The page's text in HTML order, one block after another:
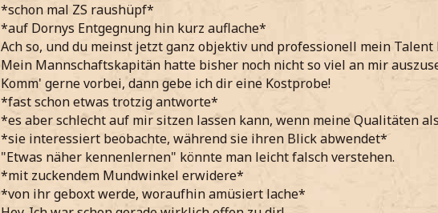
*schon mal ZS raushüpf*
*auf Dornys Entgegnung hin kurz auflache*
Ach so, und du meinst jetzt ganz objektiv und professionell mein
Mein Mannschaftskapitän hatte bisher noch nicht so viel an mir
Komm' gerne vorbei, dann gebe ich dir eine Kostprobe!
*fast schon etwas trotzig antworte*
*es aber schlecht auf mir sitzen lassen kann, wenn meine Qualitäten
*sie interessiert beobachte, während sie ihren Blick abwendet*
"Etwas näher kennenlernen" könnte man leicht falsch verstehen.
*mit zuckendem Mundwinkel erwidere*
*von ihr geboxt werde, woraufhin amüsiert lache*